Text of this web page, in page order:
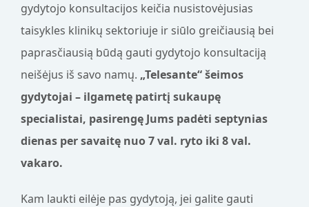
gydytojo konsultacijos keičia nusistovėjusias
taisykles klinikų sektoriuje ir siūlo greičiausią bei
paprasčiausią būdą gauti gydytojo konsultaciją
neišėjus iš savo namų. „Telesante“ šeimos
gydytojai – ilgametę patirtį sukaupę
specialistai, pasirengę Jums padėti septynias
dienas per savaitę nuo 7 val. ryto iki 8 val.
vakaro.
Kam laukti eilėje pas gydytoją, jei galite gauti